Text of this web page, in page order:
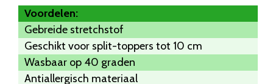
Voordelen:
Gebreide stretchstof
Geschikt voor split-toppers tot 10 cm
Wasbaar op 40 graden
Antiallergisch materiaal